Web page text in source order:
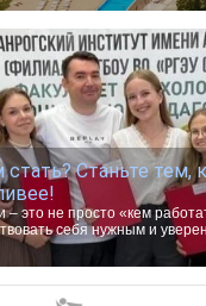
Станьте тем,
это не просто «кем
себя нужным и